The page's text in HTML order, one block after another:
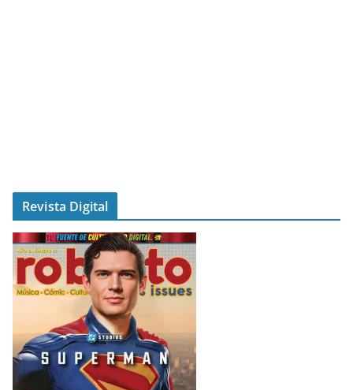
Revista Digital